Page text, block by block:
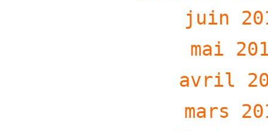
juin
mai
avril
mars